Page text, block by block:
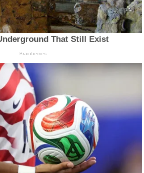
That Still Exist
Brainberries